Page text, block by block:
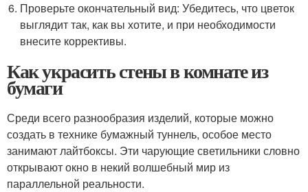
Проверьте окончательный вид: Убедитесь, что цветок
выглядит так, как вы хотите, и при необходимости
внесите коррективы.
Как украсить стены в комнате из
бумаги
Среди всего разнообразия изделий, которые можно
создать в технике бумажный туннель, особое место
занимают лайтбоксы. Эти чарующие светильники словно
открывают окно в некий волшебный мир из
параллельной реальности.